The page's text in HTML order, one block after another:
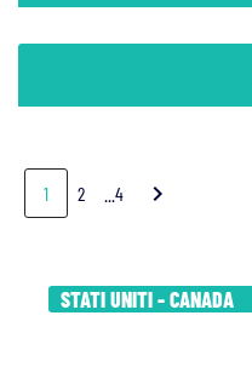
1 2 ...4 chevron_right
STATI UNITI - CANADA